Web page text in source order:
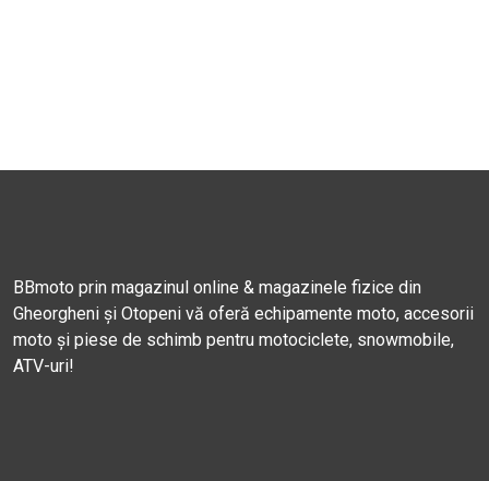
BBmoto prin magazinul online & magazinele fizice din
Gheorgheni și Otopeni vă oferă echipamente moto, accesorii
moto și piese de schimb pentru motociclete, snowmobile,
ATV-uri!